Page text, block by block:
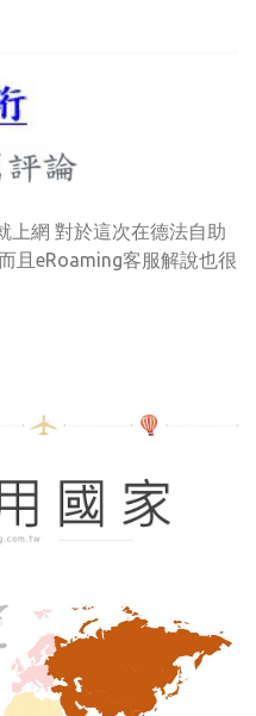
上網 對於這次在德法自助
且eRoaming客服解說也很